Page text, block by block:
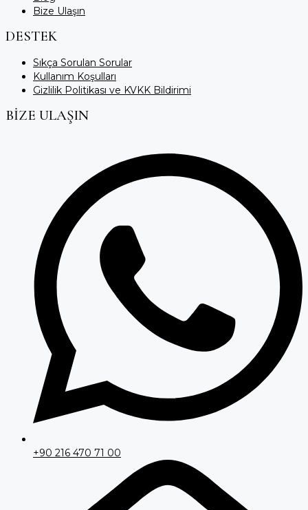
Bize Ulaşın
DESTEK
Sıkça Sorulan Sorular
Kullanım Koşulları
Gizlilik Politikası ve KVKK Bildirimi
BİZE ULAŞIN
+90 216 470 71 00